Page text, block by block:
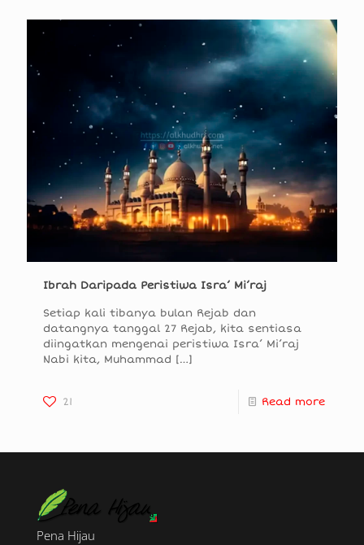
Ibrah Daripada Peristiwa Isra’ Mi’raj
Setiap kali tibanya bulan Rejab dan
datangnya tanggal 27 Rejab, kita sentiasa
diingatkan mengenai peristiwa Isra’ Mi’raj
Nabi kita, Muhammad […]
21 Read more
Pena Hijau